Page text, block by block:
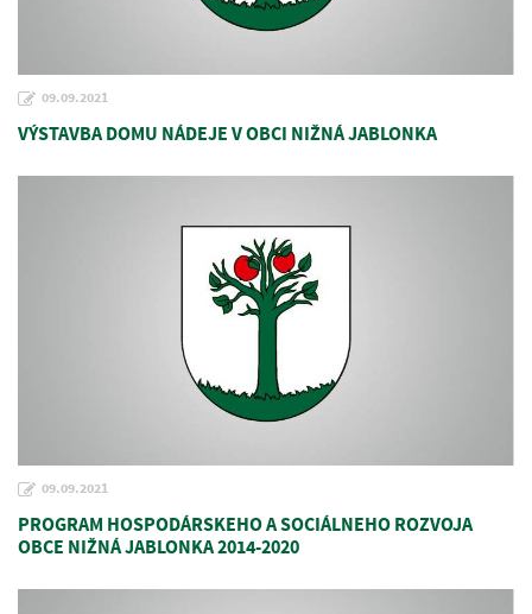
09.09.2021
VÝSTAVBA DOMU NÁDEJE V OBCI NIŽNÁ JABLONKA
09.09.2021
PROGRAM HOSPODÁRSKEHO A SOCIÁLNEHO ROZVOJA
OBCE NIŽNÁ JABLONKA 2014-2020